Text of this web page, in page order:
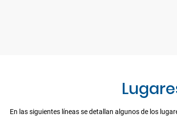
En las siguientes líneas se detallan algunos de los